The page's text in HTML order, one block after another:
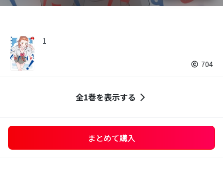
1
704
全1巻を表示する
まとめて購入